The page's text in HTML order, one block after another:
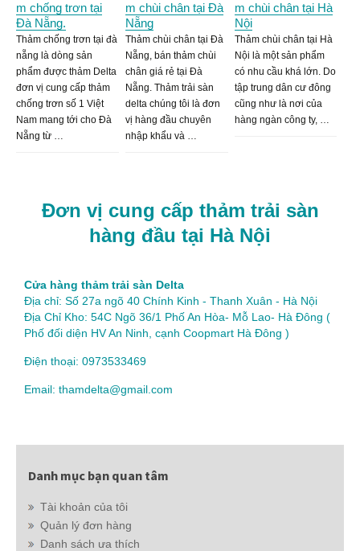
m chống trơn tại
Đà Nẵng.
Thảm chống trơn tại đà
nẵng là dòng sản
phẩm được thảm Delta
đơn vị cung cấp thảm
chống trơn số 1 Việt
Nam mang tới cho Đà
Nẵng từ …
m chùi chân tại Đà
Nẵng
Thảm chùi chân tại Đà
Nẵng, bán thảm chùi
chân giá rẻ tại Đà
Nẵng. Thảm trải sàn
delta chúng tôi là đơn
vị hàng đầu chuyên
nhập khẩu và …
m chùi chân tại Hà
Nội
Thảm chùi chân tại Hà
Nội là một sản phẩm
có nhu cầu khá lớn. Do
tập trung dân cư đông
cũng như là nơi của
hàng ngàn công ty, …
Đơn vị cung cấp thảm trải sàn
hàng đầu tại Hà Nội
Cửa hàng thảm trải sàn Delta
Địa chỉ: Số 27a ngõ 40 Chính Kinh - Thanh Xuân - Hà Nội
Địa Chỉ Kho: 54C Ngõ 36/1 Phố An Hòa- Mỗ Lao- Hà Đông (
Phố đối diện HV An Ninh, cạnh Coopmart Hà Đông )
Điện thoại: 0973533469
Email: thamdelta@gmail.com
Danh mục bạn quan tâm
Tài khoản của tôi
Quản lý đơn hàng
Danh sách ưa thích